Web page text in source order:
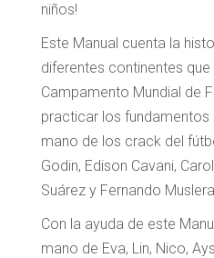
niños!
Este Manual cuenta la
diferentes continentes que
Campamento Mundial de
practicar los
mano de los crack del
Godin, Edison Cavani,
Suárez y Fernando
Con la ayuda de este
mano de Eva, Lin, Nico,